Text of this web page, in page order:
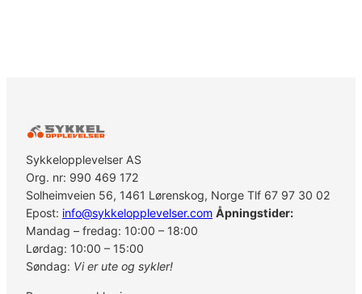
Sykkelopplevelser AS
Org. nr: 990 469 172
Solheimveien 56, 1461 Lørenskog, Norge Tlf 67 97 30 02
Epost: info@sykkelopplevelser.com Åpningstider:
Mandag – fredag: 10:00 – 18:00
Lørdag: 10:00 – 15:00
Søndag: Vi er ute og sykler!